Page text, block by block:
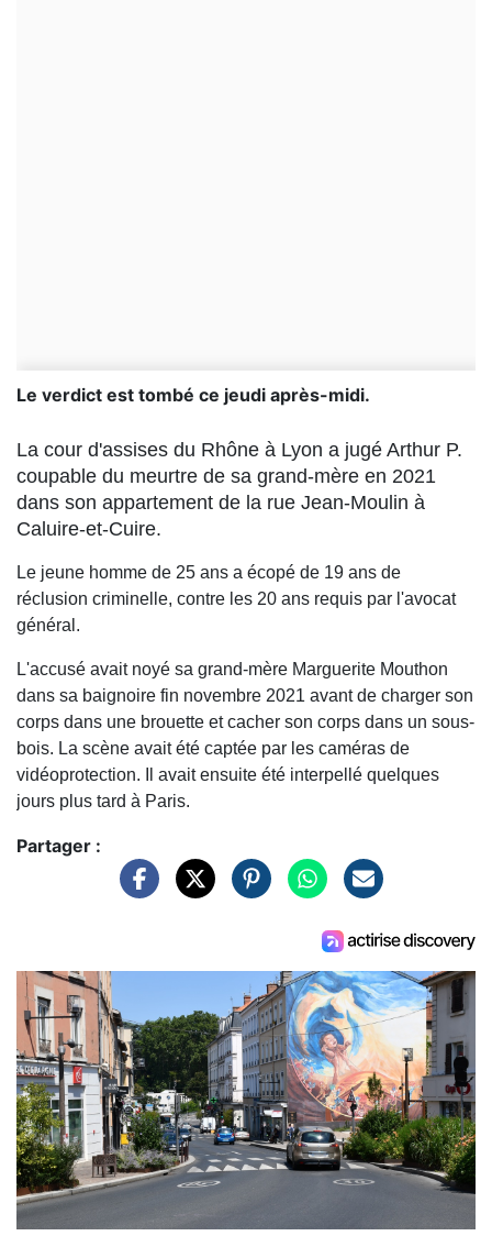
Le verdict est tombé ce jeudi après-midi.
La cour d'assises du Rhône à Lyon a jugé Arthur P.
coupable du meurtre de sa grand-mère en 2021
dans son appartement de la rue Jean-Moulin à
Caluire-et-Cuire.
Le jeune homme de 25 ans a écopé de 19 ans de
réclusion criminelle, contre les 20 ans requis par l'avocat
général.
L'accusé avait noyé sa grand-mère Marguerite Mouthon
dans sa baignoire fin novembre 2021 avant de charger son
corps dans une brouette et cacher son corps dans un sous-
bois. La scène avait été captée par les caméras de
vidéoprotection. Il avait ensuite été interpellé quelques
jours plus tard à Paris.
Partager :